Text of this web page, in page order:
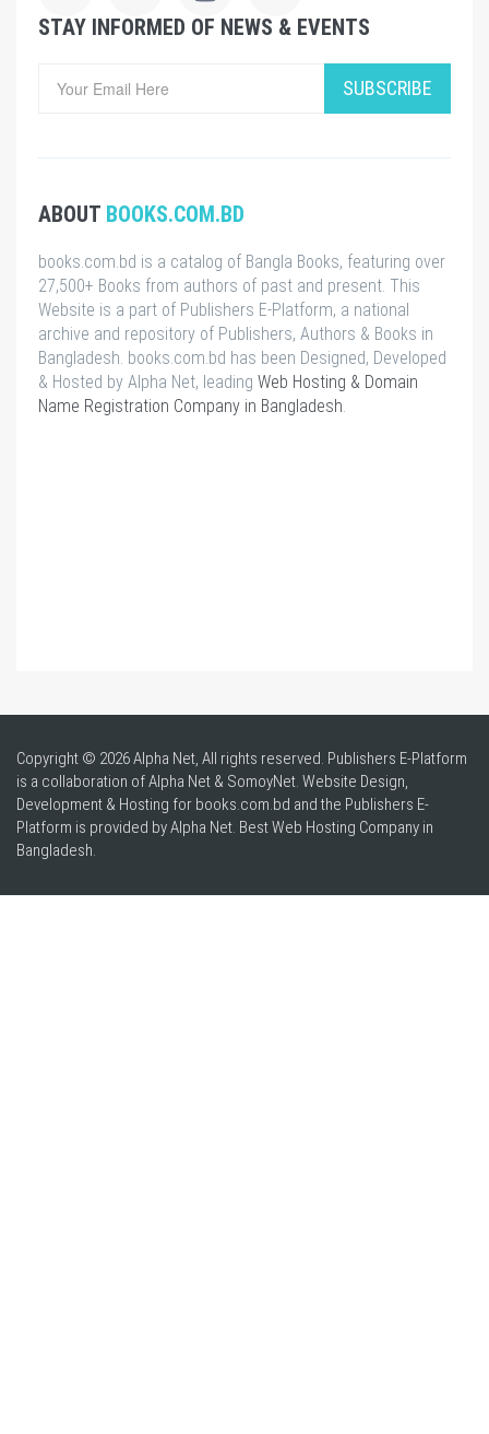
STAY INFORMED OF NEWS & EVENTS
SUBSCRIBE
ABOUT BOOKS.COM.BD
books.com.bd is a catalog of Bangla Books, featuring over
27,500+ Books from authors of past and present. This
Website is a part of Publishers E-Platform, a national
archive and repository of Publishers, Authors & Books in
Bangladesh. books.com.bd has been Designed, Developed
& Hosted by Alpha Net, leading Web Hosting & Domain
Name Registration Company in Bangladesh.
Copyright © 2026 Alpha Net, All rights reserved. Publishers E-Platform
is a collaboration of Alpha Net & SomoyNet. Website Design,
Development & Hosting for books.com.bd and the Publishers E-
Platform is provided by Alpha Net. BestWeb Hosting Company in
Bangladesh.